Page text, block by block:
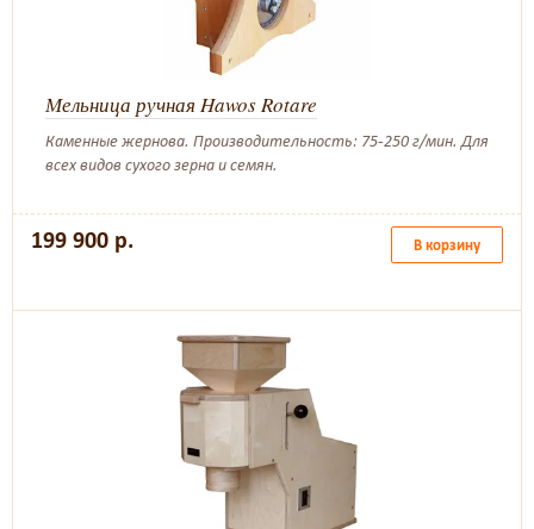
Мельница ручная Hawos Rotare
Каменные жернова. Производительность: 75-250 г/мин. Для
всех видов сухого зерна и семян.
199 900 р. В корзину